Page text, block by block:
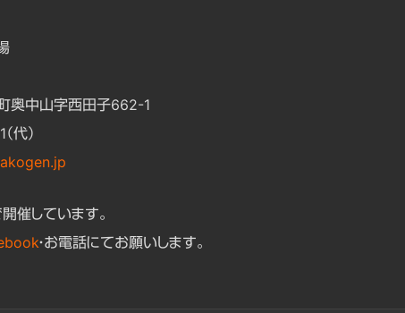
奥中山字西田子662-1
代）
催しています。
・お電話にてお願いします。